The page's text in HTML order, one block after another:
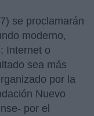
se proclamarán
moderno,
Internet o
sea más
por la
Nuevo
por el